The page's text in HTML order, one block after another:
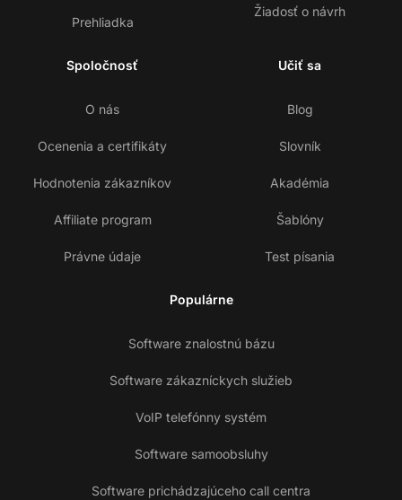
Prehliadka
Žiadosť o návrh
Spoločnosť
O nás
Ocenenia a certifikáty
Hodnotenia zákazníkov
Affiliate program
Právne údaje
Učiť sa
Blog
Slovník
Akadémia
Šablóny
Test písania
Populárne
Software znalostnú bázu
Software zákazníckych služieb
VoIP telefónny systém
Software samoobsluhy
Software prichádzajúceho call centra